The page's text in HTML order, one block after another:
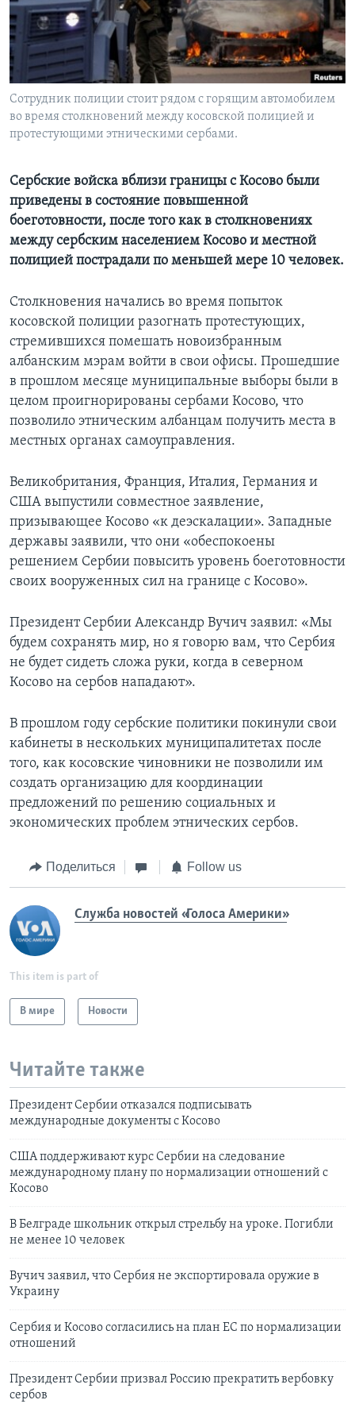
Learning English
СОЦИАЛЬНЫЕ СЕТИ
Языки
Сотрудник полиции стоит рядом с горящим автомобилем
во время столкновений между косовской полицией и
протестующими этническими сербами.
Сербские войска вблизи границы с Косово были
приведены в состояние повышенной
боеготовности, после того как в столкновениях
между сербским населением Косово и местной
полицией пострадали по меньшей мере 10 человек.
Столкновения начались во время попыток
косовской полиции разогнать протестующих,
стремившихся помешать новоизбранным
албанским мэрам войти в свои офисы. Прошедшие
в прошлом месяце муниципальные выборы были в
целом проигнорированы сербами Косово, что
позволило этническим албанцам получить места в
местных органах самоуправления.
Великобритания, Франция, Италия, Германия и
США выпустили совместное заявление,
призывающее Косово «к деэскалации». Западные
державы заявили, что они «обеспокоены
решением Сербии повысить уровень боеготовности
своих вооруженных сил на границе с Косово».
Президент Сербии Александр Вучич заявил: «Мы
будем сохранять мир, но я говорю вам, что Сербия
не будет сидеть сложа руки, когда в северном
Косово на сербов нападают».
В прошлом году сербские политики покинули свои
кабинеты в нескольких муниципалитетах после
того, как косовские чиновники не позволили им
создать организацию для координации
предложений по решению социальных и
экономических проблем этнических сербов.
Поделиться Follow us
Служба новостей «Голоса Америки»
This item is part of
В мире Новости
Читайте также
Президент Сербии отказался подписывать
международные документы с Косово
США поддерживают курс Сербии на следование
международному плану по нормализации отношений с
Косово
В Белграде школьник открыл стрельбу на уроке. Погибли
не менее 10 человек
Вучич заявил, что Сербия не экспортировала оружие в
Украину
Сербия и Косово согласились на план ЕС по нормализации
отношений
Президент Сербии призвал Россию прекратить вербовку
сербов